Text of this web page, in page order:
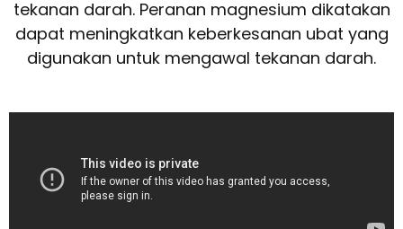
tekanan darah. Peranan magnesium dikatakan
dapat meningkatkan keberkesanan ubat yang
digunakan untuk mengawal tekanan darah.